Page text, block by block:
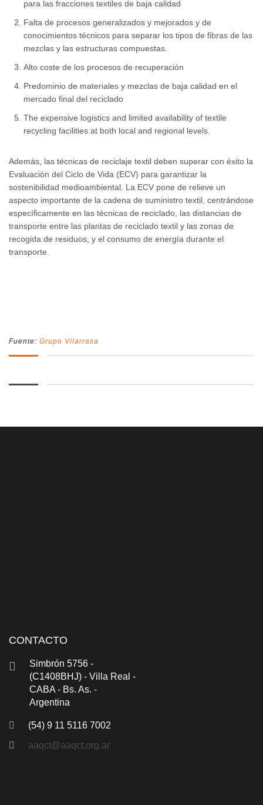
para las fracciones textiles de baja calidad
Falta de procesos generalizados y mejorados y de
conocimientos técnicos para separar los tipos de fibras de las
mezclas y las estructuras compuestas.
Alto coste de los procesos de recuperación
Predominio de materiales y mezclas de baja calidad en el
mercado final del reciclado
The expensive logistics and limited availability of textile
recycling facilities at both local and regional levels.
Además, las técnicas de reciclaje textil deben superar con éxito la
Evaluación del Ciclo de Vida (ECV) para garantizar la
sostenibilidad medioambiental. La ECV pone de relieve un
aspecto importante de la cadena de suministro textil, centrándose
específicamente en las técnicas de reciclado, las distancias de
transporte entre las plantas de reciclado textil y las zonas de
recogida de residuos, y el consumo de energía durante el
transporte.
Fuente: Grupo Vilarrasa
CONTACTO
Simbrón 5756 -
(C1408BHJ) - Villa Real -
CABA - Bs. As. -
Argentina
(54) 9 11 5116 7002
aaqct@aaqct.org.ar